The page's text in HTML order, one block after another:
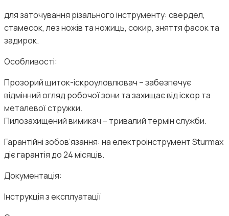
для заточування різального інструменту: свердел,
стамесок, лез ножів та ножиць, сокир, зняття фасок та
задирок.
Особливості:
Прозорий щиток-іскроуловлювач – забезпечує
відмінний огляд робочої зони та захищає від іскор та
металевої стружки.
Пилозахищений вимикач – тривалий термін служби.
Гарантійні зобов’язання: на електроінструмент Sturmax
діє гарантія до 24 місяців.
Документація:
Інструкція з експлуатації